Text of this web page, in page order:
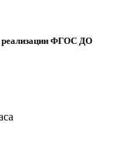
реализации ФГОС ДО